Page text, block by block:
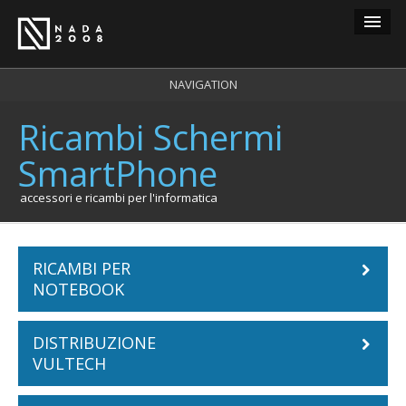
carrello
registrazione
NAVIGATION
Ricambi Schermi
SmartPhone
accessori e ricambi per l'informatica
RICAMBI PER
NOTEBOOK
Batterie Notebook
ACER
DISTRIBUZIONE
VULTECH